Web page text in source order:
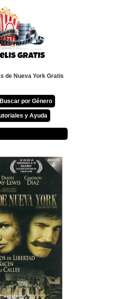
de Nueva York Gratis
Buscar por Género
y Ayuda